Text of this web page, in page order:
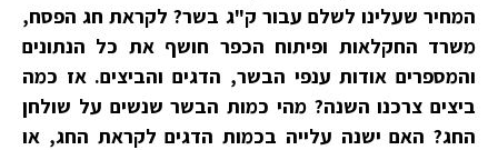
המחיר שעלינו לשלם עבור ק"ג בשר? לקראת חג הפסח,
משרד החקלאות ופיתוח הכפר חושף את כל הנתונים
והמספרים אודות ענפי הבשר, הדגים והביצים. אז כמה
ביצים צרכנו השנה? מהי כמות הבשר שנשים על שולחן
החג? האם ישנה עלייה בכמות הדגים לקראת החג, או